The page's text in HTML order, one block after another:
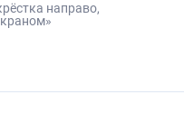
направо,